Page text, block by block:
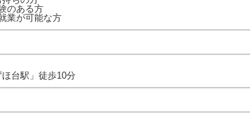
のある方
業が可能な方
台駅」徒歩10分